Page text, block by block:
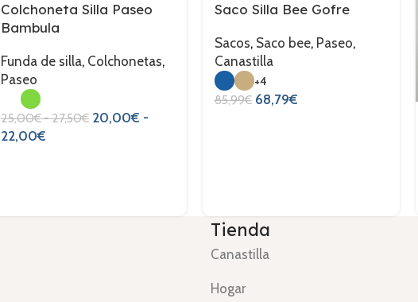
Colchoneta Silla Paseo
Bambula
Funda de silla, Colchonetas,
Paseo
25,00€-27,50€ 20,00€ -
22,00€
Saco Silla Bee Gofre
Sacos, Saco bee, Paseo,
Canastilla
+4
85,99€ 68,79€
Tienda
Canastilla
Hogar